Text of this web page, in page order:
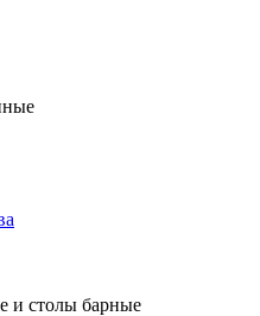
и столы барные